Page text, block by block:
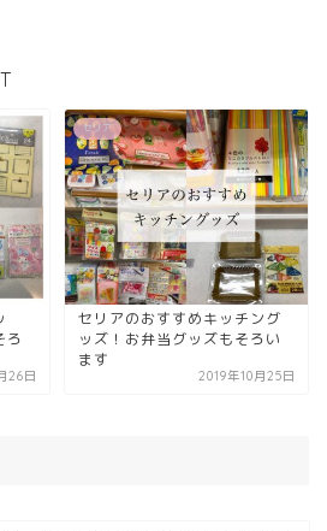
ろ
26日
セリア
セリアのおすすめキッチング
ッズ！お弁当グッズもそろい
ます
2019年10月25日